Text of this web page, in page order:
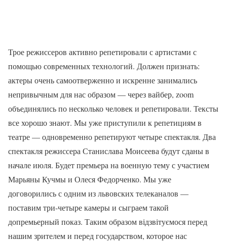
Трое режиссеров активно репетировали с артистами с
помощью современных технологий. Должен признать:
актеры очень самоотверженно и искренне занимались
непривычным для нас образом — через вайбер, zoom
объединялись по несколько человек и репетировали. Тексты
все хорошо знают. Мы уже приступили к репетициям в
театре — одновременно репетируют четыре спектакля. Два
спектакля режиссера Станислава Моисеева будут сданы в
начале июля. Будет премьера на военную тему с участием
Марьяны Кучмы и Олеся Федорченко. Мы уже
договорились с одним из львовских телеканалов —
поставим три-четыре камеры и сыграем такой
допремьерный показ. Таким образом відзвітуємося перед
нашим зрителем и перед государством, которое нас